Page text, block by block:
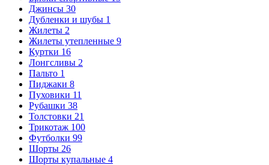
Джинсы 30
Дубленки и шубы 1
Жилеты 2
Жилеты утепленные 9
Куртки 16
Лонгсливы 2
Пальто 1
Пиджаки 8
Пуховики 11
Рубашки 38
Толстовки 21
Трикотаж 100
Футболки 99
Шорты 26
Шорты купальные 4